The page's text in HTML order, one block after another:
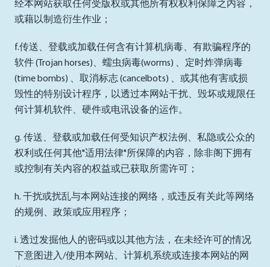
经本网站获取任何受版权或其他所有权权利保障之内容，
或藉以制造衍生作业；
f.传送、登载或加载任何含有计算机病毒、有欺骗程序的
软件 (Trojan horses)、蠕虫病毒(worms) 、定时炸弹病毒
(time bombs) 、取消标志 (cancelbots) 、或其他有害或损
毁性的特别设计程序，以透过本网站干扰、毁坏或规限任
何计算机软件、硬件或电讯设备的运作。
g. 传送、登载或加载任何受知识产权法例、私隐或公众的
权利或任何其他"适用法律"所保障的内容，除非阁下拥有
或控制有关内容的权益或已获取所需许可；
h. 干扰或扰乱与本网站连接的网络，或违反有关此等网络
的规例、政策或应用程序；
i. 透过发掘他人的密码或以其他方法，在未经许可的情况
下意图进入/使用本网站、计算机系统或连接本网站的网